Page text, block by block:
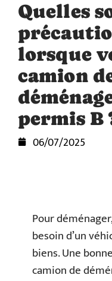
Quelles
lorsque
camion
permis B
06/07/2025
Pour
besoin d’un
biens. Une
camion de